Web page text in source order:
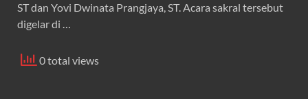
ST dan Yovi Dwinata Prangjaya, ST. Acara sakral tersebut
digelar di …
0 total views